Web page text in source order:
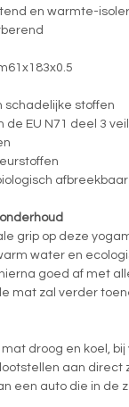
en warmte-
schadelijke stoffen
de EU N71 deel 3
grip op deze
water en
goed af met
mat zal verder
droog en koel,
aan direct
een auto die in de